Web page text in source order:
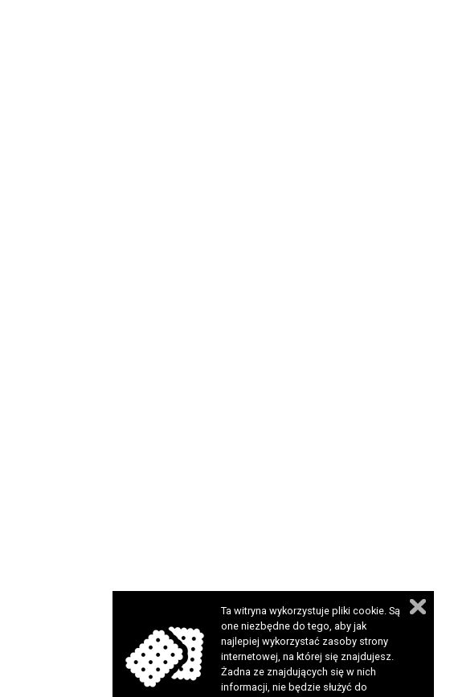
Ta witryna wykorzystuje pliki cookie. Są
one niezbędne do tego, aby jak
najlepiej wykorzystać zasoby strony
internetowej, na której się znajdujesz.
Żadna ze znajdujących się w nich
informacji, nie będzie służyć do